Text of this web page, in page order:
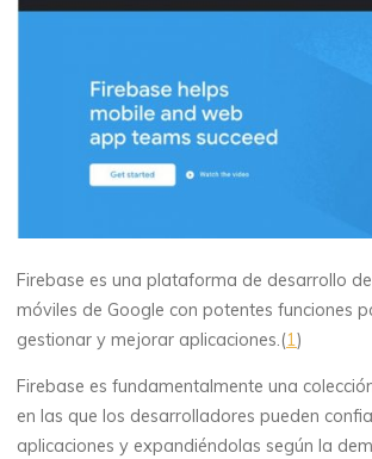
Firebase es una plataforma de desarrollo
móviles de Google con potentes funciones
gestionar y mejorar aplicaciones.(1)
Firebase es fundamentalmente una
en las que los desarrolladores pueden
aplicaciones y expandiéndolas según la